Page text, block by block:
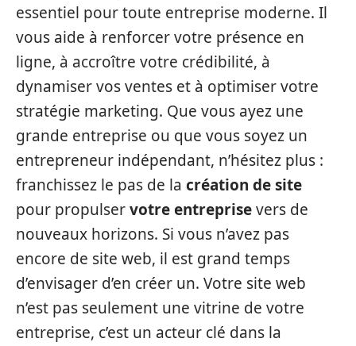
essentiel pour toute entreprise moderne. Il
vous aide à renforcer votre présence en
ligne, à accroître votre crédibilité, à
dynamiser vos ventes et à optimiser votre
stratégie marketing. Que vous ayez une
grande entreprise ou que vous soyez un
entrepreneur indépendant, n’hésitez plus :
franchissez le pas de la création de site
pour propulservotre entreprisevers de
nouveaux horizons. Si vous n’avez pas
encore de site web, il est grand temps
d’envisager d’en créer un. Votre site web
n’est pas seulement une vitrine de votre
entreprise, c’est un acteur clé dans la